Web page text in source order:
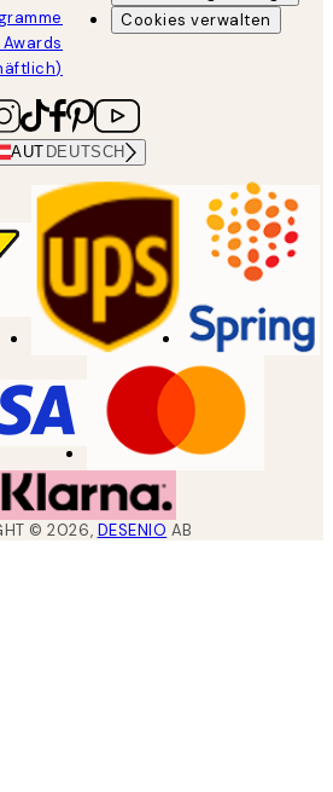
Cookies verwalten
AUT DEUTSCH
©2026, DESENIO AB